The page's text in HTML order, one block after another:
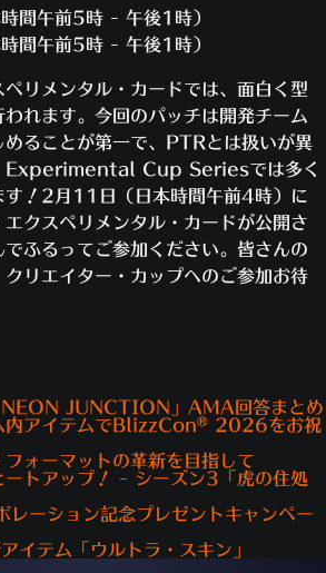
間午前5時 - 午後1時）
間午前5時 - 午後1時）
リメンタル・カードでは、面白く型
れます。今回のパッチは開発チーム
めることが第一で、PTRとは扱いが異
Experimental Cup Seriesでは多く
す！2月11日（日本時間午前4時）に
クスペリメンタル・カードが公開さ
ふるってご参加ください。皆さんの
リエイター・カップへのご参加お待
NEON JUNCTION」AMA回答まとめ
内アイテムでBlizzCon® 2026をお祝
ォーマットの革新を目指して
ートアップ！ - シーズン3「虎の住処
レーション記念プレゼントキャンペー
イテム「ウルトラ・スキン」